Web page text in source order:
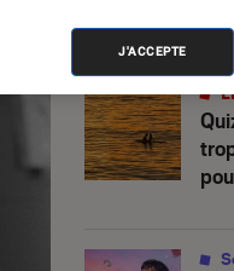
J'ACCEPTE